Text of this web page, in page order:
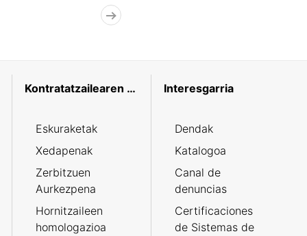
Kontratatzailearen profila
Eskuraketak
Xedapenak
Zerbitzuen
Aurkezpena
Hornitzaileen
homologazioa
Interesgarria
Dendak
Katalogoa
Canal de
denuncias
Certificaciones
de Sistemas de